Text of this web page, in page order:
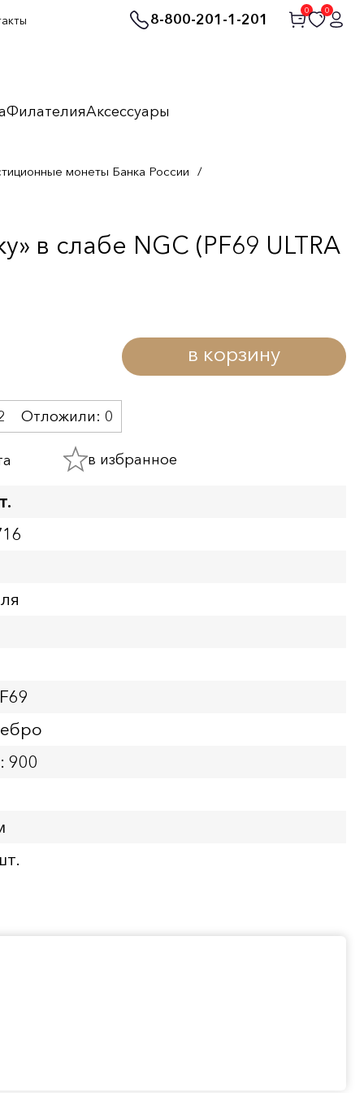
8-800-201-1-201
0 0
ФилателияАксессуары
монеты Банка России /
в слабе NGC (PF69 ULTRA
в корзину
Отложили: 0
в избранное
900